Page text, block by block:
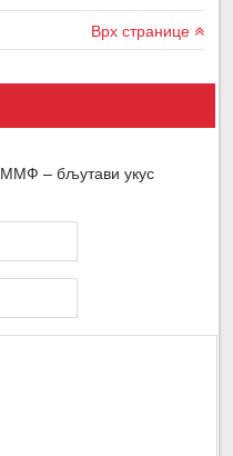
Врх странице
ММФ – бљутави укус